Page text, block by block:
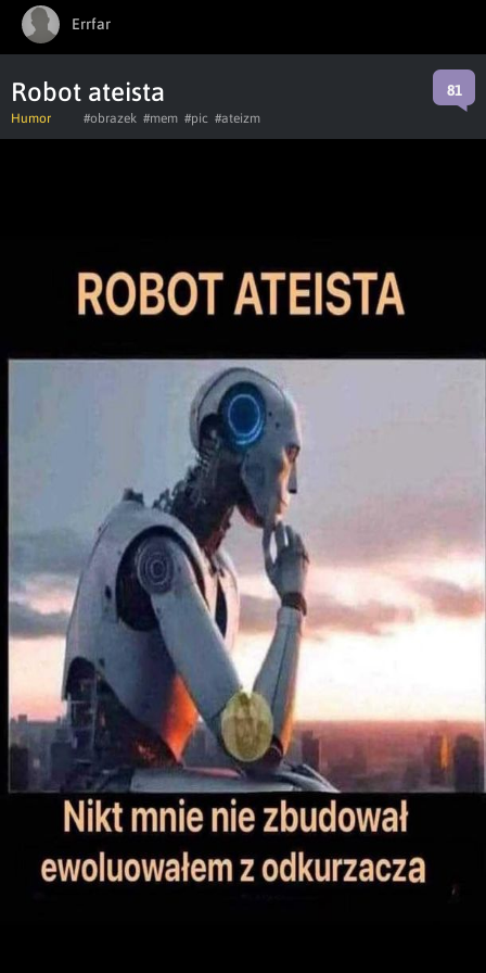
Errfar
Robot ateista 81
Humor #obrazek #mem #pic #ateizm